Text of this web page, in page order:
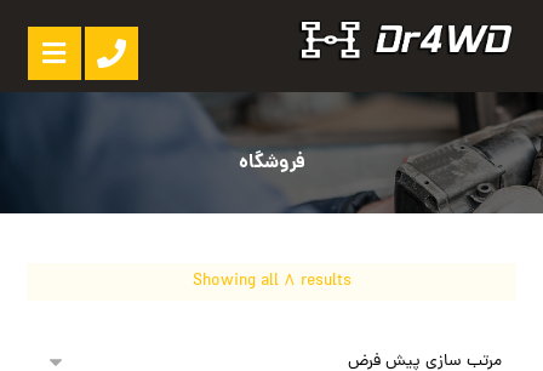
فروشگاه
Showing all 8 results